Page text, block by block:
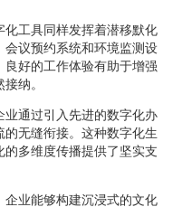
工具同样发挥着潜移默化
会议预约系统和环境监测设
好的工作体验有助于增强
纳。
通过引入先进的数字化办
无缝衔接。这种数字化生
多维度传播提供了坚实支
企业能够构建沉浸式的文化